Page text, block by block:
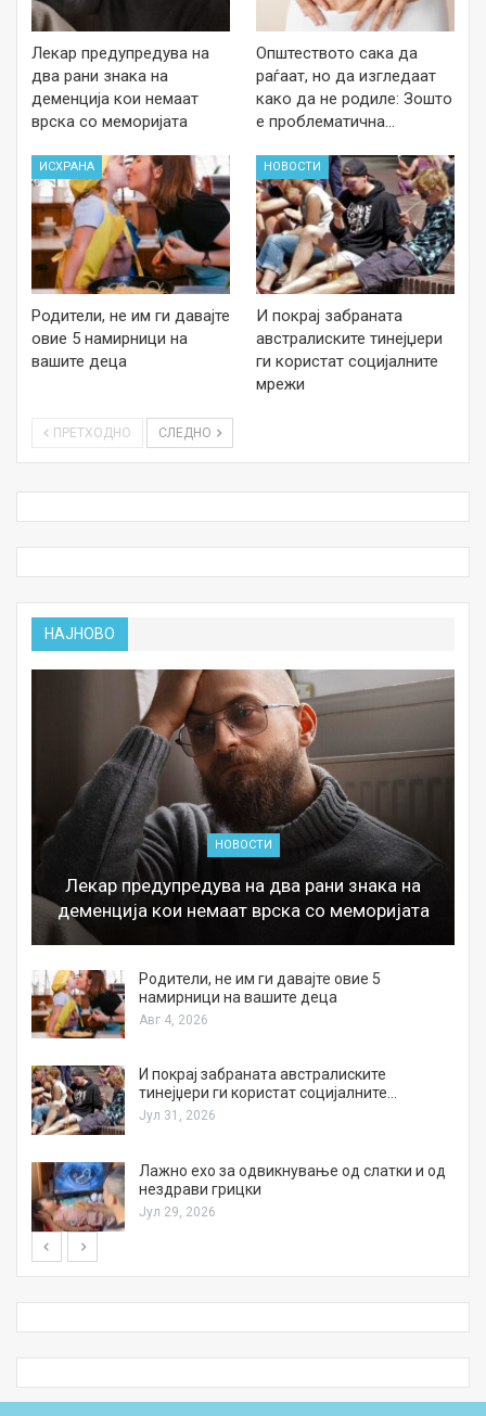
Лекар предупредува на
два рани знака на
деменција кои немаат
врска со меморијата
Општеството сака да
раѓаат, но да изгледаат
како да не родиле: Зошто
е проблематична…
ИСХРАНА
Родители, не им ги давајте
овие 5 намирници на
вашите деца
НОВОСТИ
И покрај забраната
австралиските тинејџери
ги користат социјалните
мрежи
ПРЕТХОДНО СЛЕДНО
НАЈНОВО
НОВОСТИ
Лекар предупредува на два рани знака на
деменција кои немаат врска со меморијата
Родители, не им ги давајте овие 5
намирници на вашите деца
Авг 4, 2026
И покрај забраната австралиските
тинејџери ги користат социјалните…
Јул 31, 2026
Лажно ехо за одвикнување од слатки и од
нездрави грицки
Јул 29, 2026